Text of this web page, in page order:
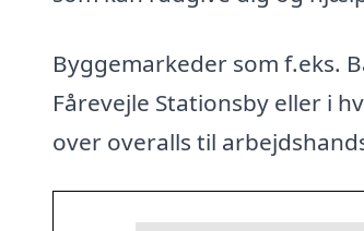
Byggemarkeder som f.eks.
Fårevejle Stationsby eller i
over overalls til